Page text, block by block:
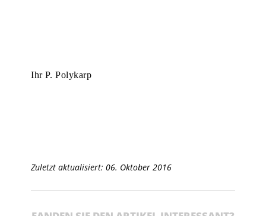
Ihr P. Polykarp
Zuletzt aktualisiert: 06. Oktober 2016